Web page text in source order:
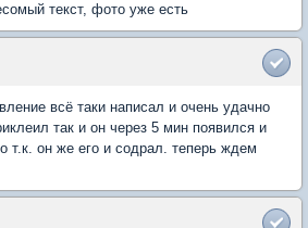
текст, фото уже есть
всё таки написал и очень удачно
так и он через 5 мин появился и
т.к. он же его и содрал. теперь ждем